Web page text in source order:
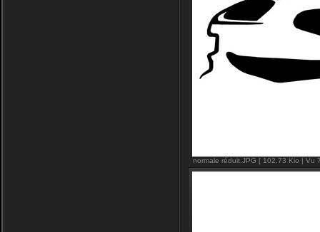
normale réduit.JPG [ 102.73 Kio | Vu